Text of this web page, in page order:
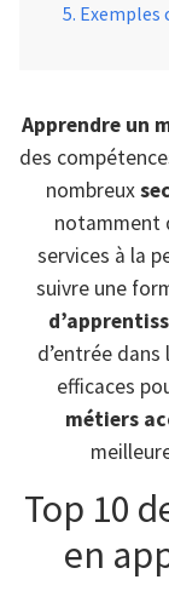
Exemples
Apprendre un
des
nombreux
notamment
services à la
suivre une
d’entrée
efficaces
métiers
Top 10
en